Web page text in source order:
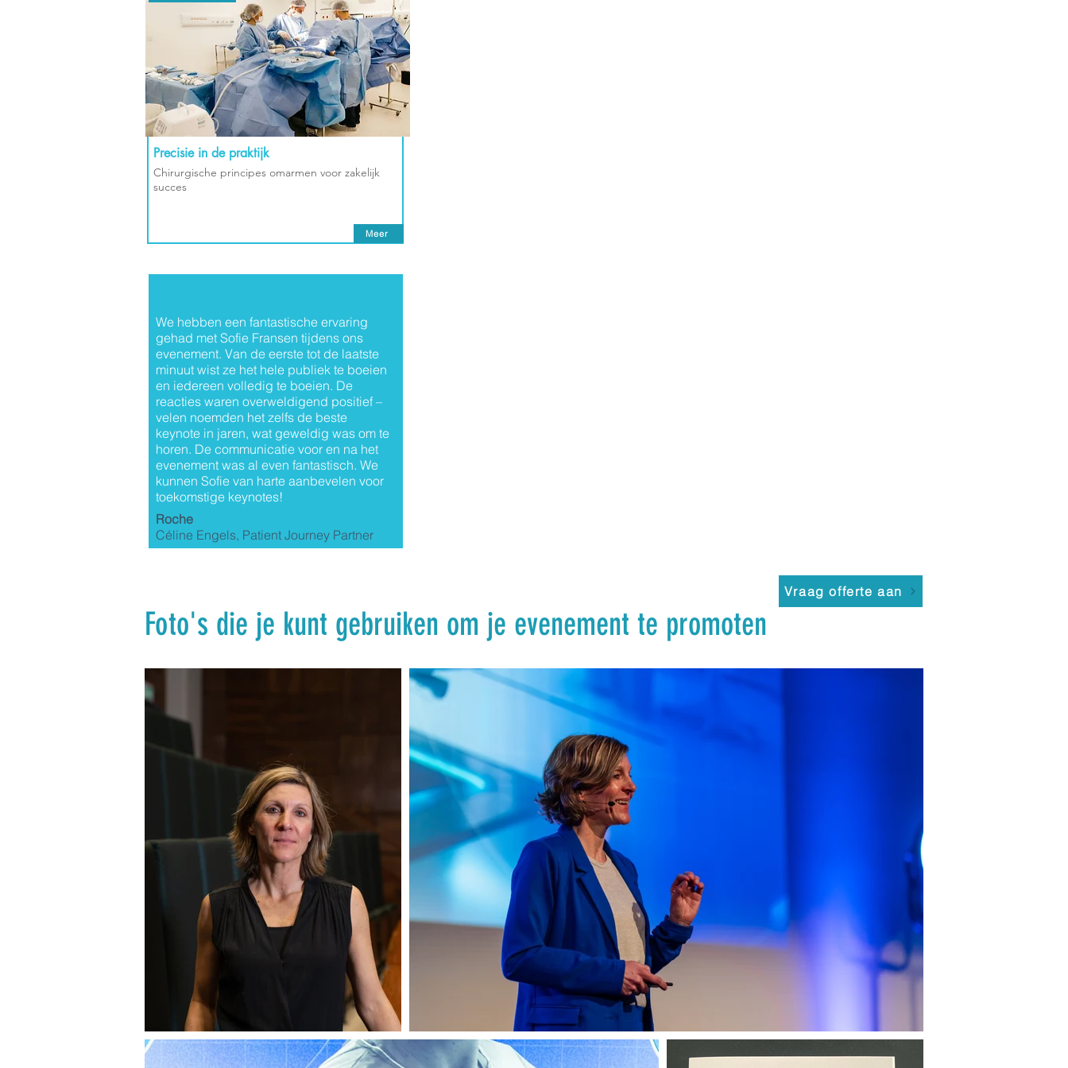
Precisie in de praktijk
Chirurgische principes omarmen voor zakelijk
succes
Meer
We hebben een fantastische ervaring
gehad met Sofie Fransen tijdens ons
evenement. Van de eerste tot de laatste
minuut wist ze het hele publiek te boeien
en iedereen volledig te boeien. De
reacties waren overweldigend positief –
velen noemden het zelfs de beste
keynote in jaren, wat geweldig was om te
horen. De communicatie voor en na het
evenement was al even fantastisch. We
kunnen Sofie van harte aanbevelen voor
toekomstige keynotes!
Roche
Céline Engels, Patient Journey Partner
Foto's die je kunt gebruiken om je evenement te promoten
Vraag offerte aan